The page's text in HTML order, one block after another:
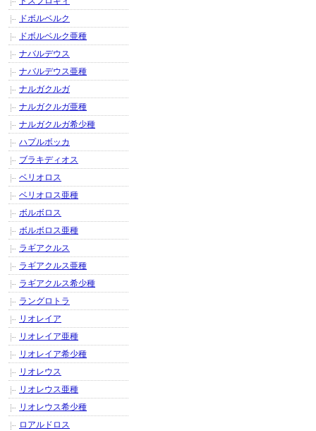
ドボルベルク
ドボルベルク亜種
ナバルデウス
ナバルデウス亜種
ナルガクルガ
ナルガクルガ亜種
ナルガクルガ希少種
ハプルボッカ
ブラキディオス
ベリオロス
ベリオロス亜種
ボルボロス
ボルボロス亜種
ラギアクルス
ラギアクルス亜種
ラギアクルス希少種
ラングロトラ
リオレイア
リオレイア亜種
リオレイア希少種
リオレウス
リオレウス亜種
リオレウス希少種
ロアルドロス